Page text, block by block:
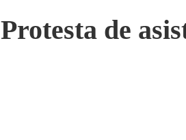
Protesta de